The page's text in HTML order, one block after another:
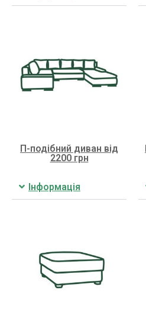
П-подібний диван від
2200 грн
Інформація